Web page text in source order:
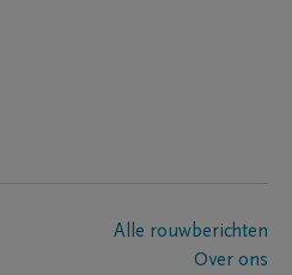
Alle rouwberichten
Over ons